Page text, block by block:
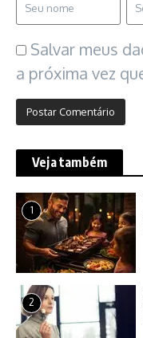
Salvar meus
a próxima vez
Veja também
1
2